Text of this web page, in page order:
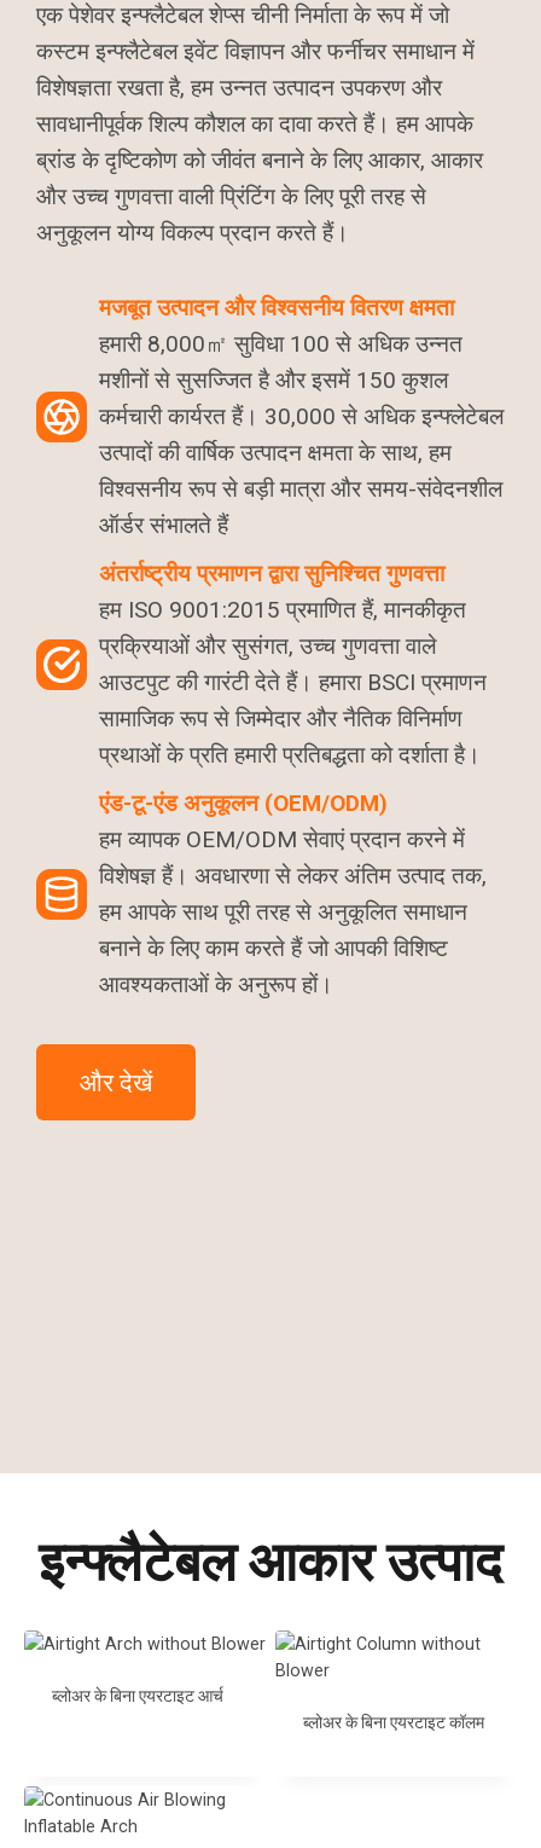
एक पेशेवर इन्फ्लैटेबल शेप्स चीनी निर्माता के रूप में जो
कस्टम इन्फ्लैटेबल इवेंट विज्ञापन और फर्नीचर समाधान में
विशेषज्ञता रखता है, हम उन्नत उत्पादन उपकरण और
सावधानीपूर्वक शिल्प कौशल का दावा करते हैं। हम आपके
ब्रांड के दृष्टिकोण को जीवंत बनाने के लिए आकार, आकार
और उच्च गुणवत्ता वाली प्रिंटिंग के लिए पूरी तरह से
अनुकूलन योग्य विकल्प प्रदान करते हैं।
मजबूत उत्पादन और विश्वसनीय वितरण क्षमता
हमारी 8,000㎡ सुविधा 100 से अधिक उन्नत
मशीनों से सुसज्जित है और इसमें 150 कुशल
कर्मचारी कार्यरत हैं। 30,000 से अधिक इन्फ्लेटेबल
उत्पादों की वार्षिक उत्पादन क्षमता के साथ, हम
विश्वसनीय रूप से बड़ी मात्रा और समय-संवेदनशील
ऑर्डर संभालते हैं
अंतर्राष्ट्रीय प्रमाणन द्वारा सुनिश्चित गुणवत्ता
हम ISO 9001:2015 प्रमाणित हैं, मानकीकृत
प्रक्रियाओं और सुसंगत, उच्च गुणवत्ता वाले
आउटपुट की गारंटी देते हैं। हमारा BSCI प्रमाणन
सामाजिक रूप से जिम्मेदार और नैतिक विनिर्माण
प्रथाओं के प्रति हमारी प्रतिबद्धता को दर्शाता है।
एंड-टू-एंड अनुकूलन (OEM/ODM)
हम व्यापक OEM/ODM सेवाएं प्रदान करने में
विशेषज्ञ हैं। अवधारणा से लेकर अंतिम उत्पाद तक,
हम आपके साथ पूरी तरह से अनुकूलित समाधान
बनाने के लिए काम करते हैं जो आपकी विशिष्ट
आवश्यकताओं के अनुरूप हों।
और देखें
इन्फ्लैटेबल आकार उत्पाद
ब्लोअर के बिना एयरटाइट आर्च
ब्लोअर के बिना एयरटाइट कॉलम